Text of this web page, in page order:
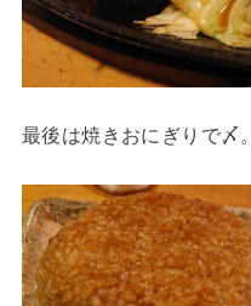
最後は焼きおにぎりで〆。